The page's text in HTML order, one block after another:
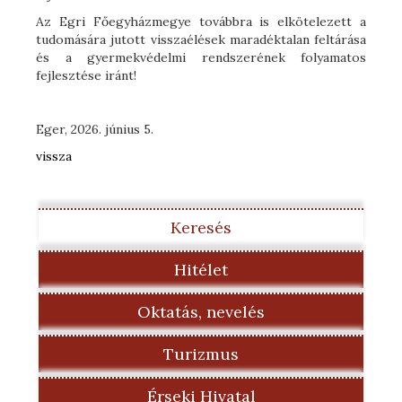
Az Egri Főegyházmegye továbbra is elkötelezett a
tudomására jutott visszaélések maradéktalan feltárása
és a gyermekvédelmi rendszerének folyamatos
fejlesztése iránt!
Eger, 2026. június 5.
vissza
Keresés
Hitélet
Oktatás, nevelés
Turizmus
Érseki Hivatal